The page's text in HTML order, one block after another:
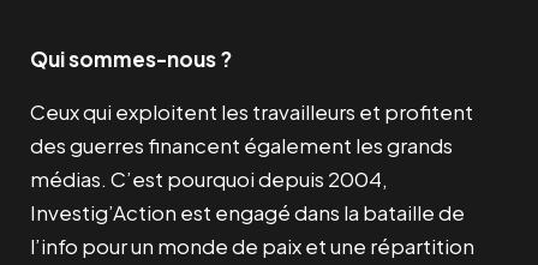
Qui sommes-nous ?
Ceux qui exploitent les travailleurs et profitent
des guerres financent également les grands
médias. C’est pourquoi depuis 2004,
Investig’Action est engagé dans la bataille de
l’info pour un monde de paix et une répartition